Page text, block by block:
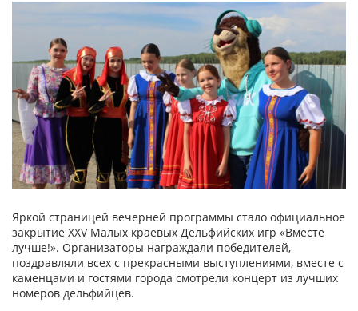
Яркой страницей вечерней программы стало официальное
закрытие XXV Малых краевых Дельфийских игр «Вместе
лучше!». Организаторы награждали победителей,
поздравляли всех с прекрасными выступлениями, вместе с
каменцами и гостями города смотрели концерт из лучших
номеров дельфийцев.